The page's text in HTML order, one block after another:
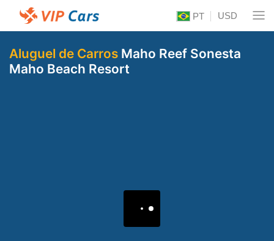
PT USD
Aluguel de Carros Maho Reef Sonesta
Maho Beach Resort